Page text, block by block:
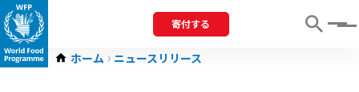
寄付する Menu
ホーム ニュースリリース